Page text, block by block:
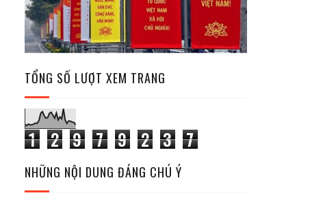
TỔNG SỐ LƯỢT XEM TRANG
1 2 9 7 9 2 3 7
NHỮNG NỘI DUNG ĐÁNG CHÚ Ý